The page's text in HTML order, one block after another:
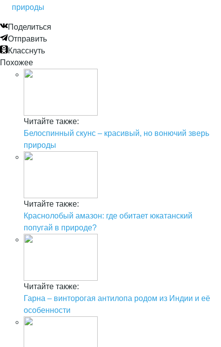
природы
Поделиться
Отправить
Класснуть
Похожее
Читайте также:
Белоспинный скунс – красивый, но вонючий зверь
природы
Читайте также:
Краснолобый амазон: где обитает юкатанский
попугай в природе?
Читайте также:
Гарна – винторогая антилопа родом из Индии и её
особенности